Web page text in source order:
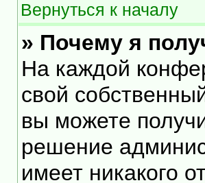
Вернуться к началу
» Почему я
На каждой
свой
вы можете
решение
имеет никакого